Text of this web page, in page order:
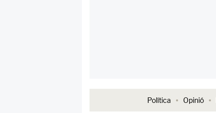
Política Opinió